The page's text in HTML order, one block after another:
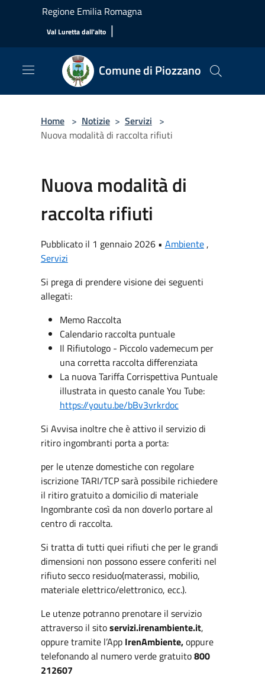
Salta al contenuto principale
Regione Emilia Romagna
Val Luretta dall'alto |
Comune di Piozzano
Home > Notizie > Servizi >
Nuova modalità di raccolta rifiuti
Nuova modalità di
raccolta rifiuti
Pubblicato il 1 gennaio 2026 • Ambiente,
Servizi
Si prega di prendere visione dei seguenti
allegati:
Memo Raccolta
Calendario raccolta puntuale
Il Rifiutologo - Piccolo vademecum per
una corretta raccolta differenziata
La nuova Tariffa Corrispettiva Puntuale
illustrata in questo canale You Tube:
https://youtu.be/bBv3vrkrdoc
Si Avvisa inoltre che è attivo il servizio di
ritiro ingombranti porta a porta:
per le utenze domestiche con regolare
iscrizione TARI/TCP sarà possibile richiedere
il ritiro gratuito a domicilio di materiale
Ingombrante così da non doverlo portare al
centro di raccolta.
Si tratta di tutti quei rifiuti che per le grandi
dimensioni non possono essere conferiti nel
rifiuto secco residuo(materassi, mobilio,
materiale elettrico/elettronico, ecc.).
Le utenze potranno prenotare il servizio
attraverso il sitoservizi.irenambiente.it,
oppure tramite l’App IrenAmbiente,oppure
telefonando al numero verde gratuito800
212607